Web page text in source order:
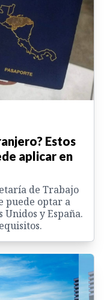
Estos
aplicar en
de Trabajo
puede optar a
Unidos y España.